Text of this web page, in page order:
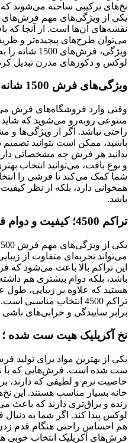
نخ‌های ترکیبی ساخته می‌شوند که
نقشه‌های آن‌ها است. از آنجا که
می‌توان طرح‌های پیچیده‌تر و
ویژگی،
لوکس و دکورهای مدرن تبدیل
ویژگی‌های فرش 1500 شانه
وقتی وارد فروشگاه‌های فرش
متنوعی روبه‌رو می‌شوید که
راحتی نباشد. اگر از ویژگی‌ها
باشید، ممکن است نتوانید تصمیم
بدانید هر فرش چه مشخصاتی
و نوع بافت، می‌توانید انتخاب
شما کمک می‌کند تا فرشی را
همخوانی دارد، بلکه از نظر
باشد.
تراکم 4500؛ کیفیت و دوام فوق‌العاده
می‌تواند تجربه‌ای متفاوت از
این تراکم بالا باعث می‌شود که
باشد، بلکه دوام بیشتری هم
هستید که علاوه بر زیبایی، طول
تراکم 4500 انتخاب
برابر ساییدگی و خرابی‌های ناشی
نخ آکریلیک هیت ست شده
یکی از بهترین مواد برای تولید
ست شده است. فرش‌هایی که با نخ
خاصیت نرم و لطیفی که دارند،
خانه بسیار مناسب هستند. این
زنده و براق‌تری دارند که
لوکس پیدا کند. اگر شما به
هم احساس راحتی هنگام قدم
فرش‌های آکریلیک انتخاب خوبی